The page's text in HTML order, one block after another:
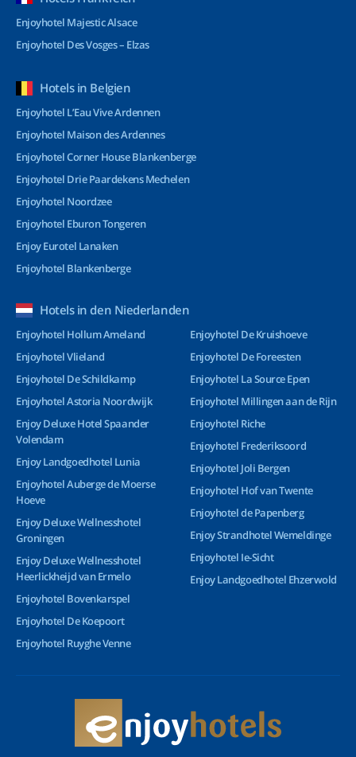
Enjoyhotel Majestic Alsace
Enjoyhotel Des Vosges – Elzas
Hotels in Belgien
Enjoyhotel L’Eau Vive Ardennen
Enjoyhotel Maison des Ardennes
Enjoyhotel Corner House Blankenberge
Enjoyhotel Drie Paardekens Mechelen
Enjoyhotel Noordzee
Enjoyhotel Eburon Tongeren
Enjoy Eurotel Lanaken
Enjoyhotel Blankenberge
Hotels in den Niederlanden
Enjoyhotel Hollum Ameland
Enjoyhotel Vlieland
Enjoyhotel De Schildkamp
Enjoyhotel Astoria Noordwijk
Enjoy Deluxe Hotel Spaander
Volendam
Enjoy Landgoedhotel Lunia
Enjoyhotel Auberge de Moerse
Hoeve
Enjoy Deluxe Wellnesshotel
Groningen
Enjoy Deluxe Wellnesshotel
Heerlickheijd van Ermelo
Enjoyhotel Bovenkarspel
Enjoyhotel De Koepoort
Enjoyhotel Ruyghe Venne
Enjoyhotel De Kruishoeve
Enjoyhotel De Foreesten
Enjoyhotel La Source Epen
Enjoyhotel Millingen aan de Rijn
Enjoyhotel Riche
Enjoyhotel Frederiksoord
Enjoyhotel Joli Bergen
Enjoyhotel Hof van Twente
Enjoyhotel de Papenberg
Enjoy Strandhotel Wemeldinge
Enjoyhotel Ie-Sicht
Enjoy Landgoedhotel Ehzerwold